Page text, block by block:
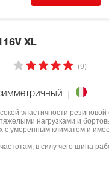
XL
(9)
эластичности резиновой
нагрузками и
с умеренным климатом и
в силу чего шина